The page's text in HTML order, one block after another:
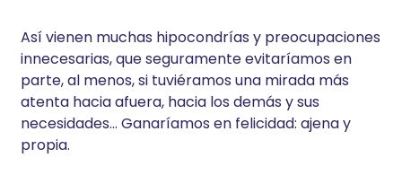
Así vienen muchas hipocondrías y preocupaciones
innecesarias, que seguramente evitaríamos en
parte, al menos, si tuviéramos una mirada más
atenta hacia afuera, hacia los demás y sus
necesidades… Ganaríamos en felicidad: ajena y
propia.